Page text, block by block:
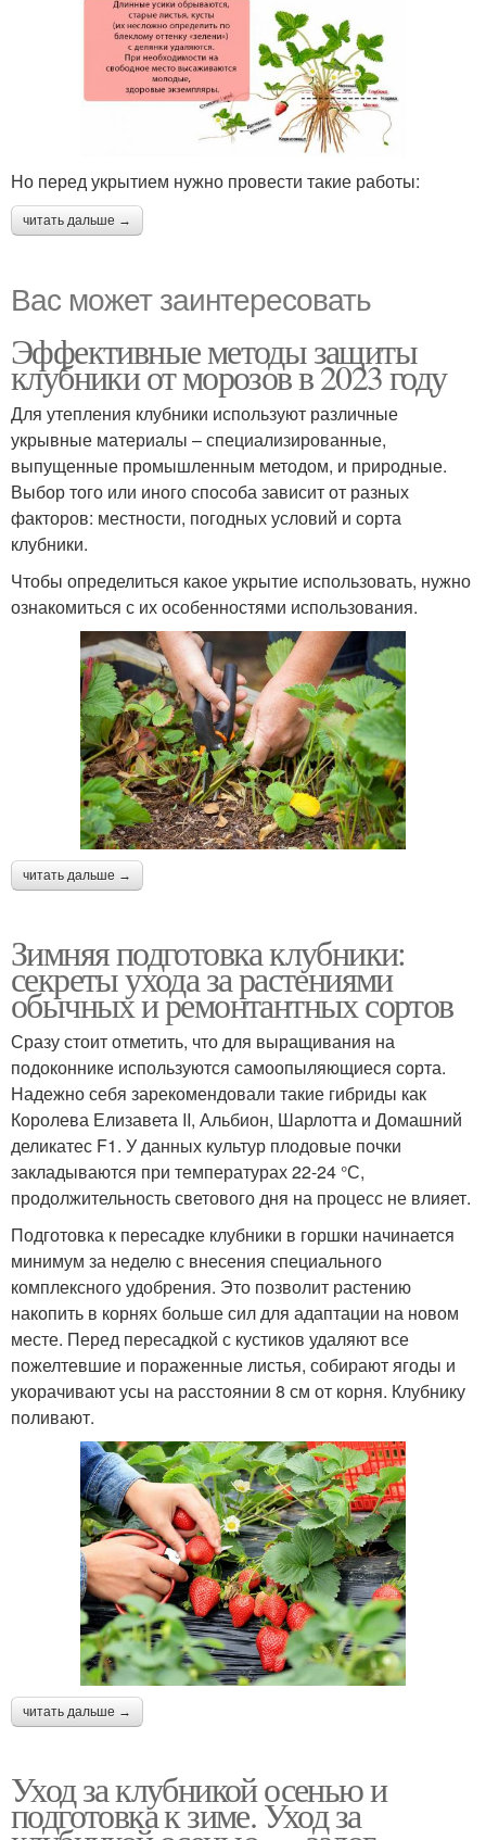
Но перед укрытием нужно провести такие работы:
читать дальше →
Вас может заинтересовать
Эффективные методы защиты
клубники от морозов в 2023 году
Для утепления клубники используют различные
укрывные материалы – специализированные,
выпущенные промышленным методом, и природные.
Выбор того или иного способа зависит от разных
факторов: местности, погодных условий и сорта
клубники.
Чтобы определиться какое укрытие использовать, нужно
ознакомиться с их особенностями использования.
читать дальше →
Зимняя подготовка клубники:
секреты ухода за растениями
обычных и ремонтантных сортов
Сразу стоит отметить, что для выращивания на
подоконнике используются самоопыляющиеся сорта.
Надежно себя зарекомендовали такие гибриды как
Королева Елизавета II, Альбион, Шарлотта и Домашний
деликатес F1. У данных культур плодовые почки
закладываются при температурах 22-24 °С,
продолжительность светового дня на процесс не влияет.
Подготовка к пересадке клубники в горшки начинается
минимум за неделю с внесения специального
комплексного удобрения. Это позволит растению
накопить в корнях больше сил для адаптации на новом
месте. Перед пересадкой с кустиков удаляют все
пожелтевшие и пораженные листья, собирают ягоды и
укорачивают усы на расстоянии 8 см от корня. Клубнику
поливают.
читать дальше →
Уход за клубникой осенью и
подготовка к зиме. Уход за